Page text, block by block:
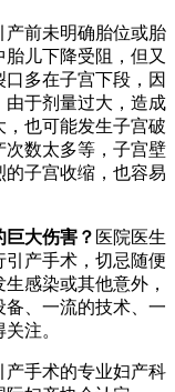
前未明确胎位或胎
儿下降受阻，但又
多在子宫下段，因
由于剂量过大，造成
也可能发生子宫破
次数太多等，子宫壁
的子宫收缩，也容易
大伤害？ 医院医生
产手术，切忌随便
感染或其他意外，
、一流的技术、一
注。
手术的专业妇产科